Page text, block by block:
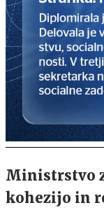
Ministrstvo
kohezijo in